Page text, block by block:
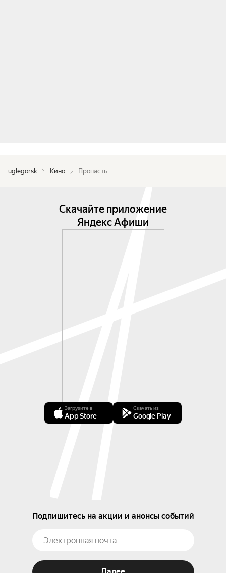
uglegorsk Кино Пропасть
Скачайте приложение
Яндекс Афиши
Загрузите в
App Store
Скачать из
Google Play
Подпишитесь на акции и анонсы событий